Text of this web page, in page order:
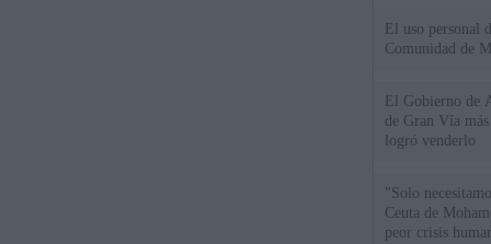
El uso personal
Comunidad de
El Gobierno de
de Gran Vía
logró venderlo
"Solo
Ceuta de
peor crisis